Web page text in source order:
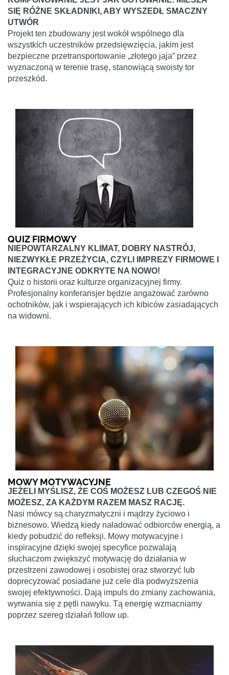
SIĘ RÓŻNE SKŁADNIKI, ABY WYSZEDŁ SMACZNY
UTWÓR
Projekt ten zbudowany jest wokół wspólnego dla
wszystkich uczestników przedsięwzięcia, jakim jest
bezpieczne przetransportowanie „złotego jaja” przez
wyznaczoną w terenie trasę, stanowiącą swoisty tor
przeszkód.
QUIZ FIRMOWY
NIEPOWTARZALNY KLIMAT, DOBRY NASTRÓJ,
NIEZWYKŁE PRZEŻYCIA, CZYLI IMPREZY FIRMOWE I
INTEGRACYJNE ODKRYTE NA NOWO!
Quiz o historii oraz kulturze organizacyjnej firmy.
Profesjonalny konferansjer będzie angażować zarówno
ochotników, jak i wspierających ich kibiców zasiadających
na widowni.
MOWY MOTYWACYJNE
JEŻELI MYŚLISZ, ŻE COŚ MOŻESZ LUB CZEGOŚ NIE
MOŻESZ, ZA KAŻDYM RAZEM MASZ RACJĘ.
Nasi mówcy są charyzmatyczni i mądrzy życiowo i
biznesowo. Wiedzą kiedy naładować odbiorców energią, a
kiedy pobudzić do refleksji. Mowy motywacyjne i
inspiracyjne dzięki swojej specyfice pozwalają
słuchaczom zwiększyć motywację do działania w
przestrzeni zawodowej i osobistej oraz stworzyć lub
doprecyzować posiadane już cele dla podwyższenia
swojej efektywności. Dają impuls do zmiany zachowania,
wyrwania się z pętli nawyku. Tą energię wzmacniamy
poprzez szereg działań follow up.